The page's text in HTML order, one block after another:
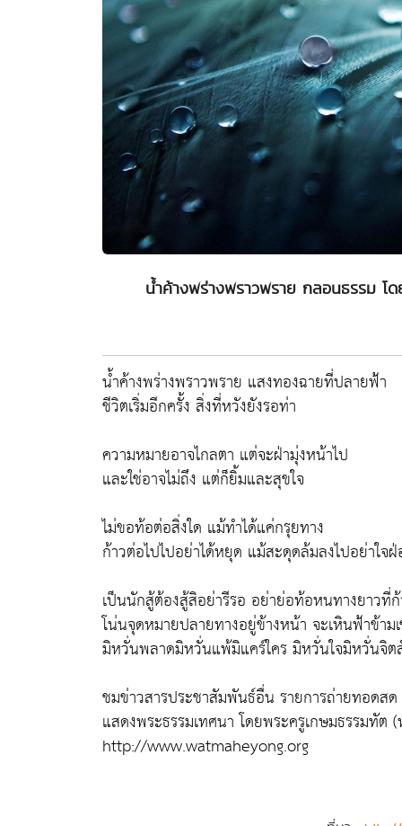
น้ำค้างพร่างพราวพราย กลอนธรรม โ
น้ำค้างพร่างพราวพราย แสงทองฉายที่ปลายฟ้า
ชีวิตเริ่มอีกครั้ง สิ่งที่หวังยังรอท่า
ความหมายอาจไกลตา แต่จะฝ่ามุ่งหน้าไป
และใช่อาจไม่ถึง แต่ก็ยิ้มและสุขใจ
ไม่ขอท้อต่อสิ่งใด แม้ทำได้แค่กรุยทาง
ก้าวต่อไปไปอย่าได้หยุด แม้สะดุดล้มลงไปอย่าใจ
เป็นนักสู้ต้องสู้สิอย่ารีรอ อย่าย่อท้อหนทางยาวที่ก้
โน่นจุดหมายปลายทางอยู่ข้างหน้า จะเหินฟ้าข้ามเ
มิหวั่นพลาดมิหวั่นแพ้มิแคร์ใคร มิหวั่นใจมิหวั่นจิต
ชมข่าวสารประชาสัมพันธ์อื่น รายการถ่ายทอดส
แสดงพระธรรมเทศนา โดยพระครูเกษมธรรมทัต
http://www.watmaheyong.org